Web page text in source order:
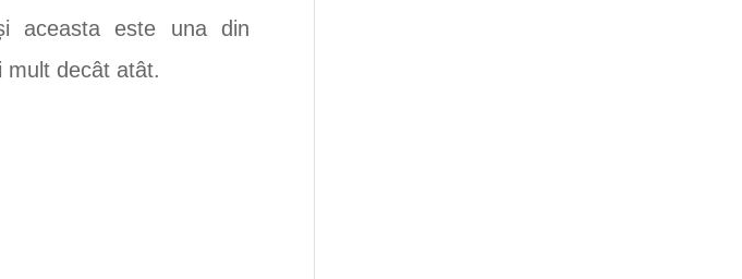
aceasta este una din
mult decât atât.